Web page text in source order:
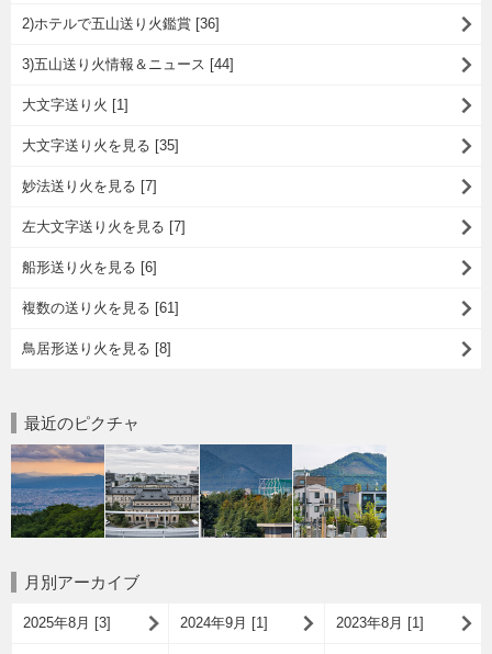
2)ホテルで五山送り火鑑賞 [36]
3)五山送り火情報＆ニュース [44]
大文字送り火 [1]
大文字送り火を見る [35]
妙法送り火を見る [7]
左大文字送り火を見る [7]
船形送り火を見る [6]
複数の送り火を見る [61]
鳥居形送り火を見る [8]
最近のピクチャ
月別アーカイブ
2025年8月 [3] 2024年9月 [1] 2023年8月 [1]